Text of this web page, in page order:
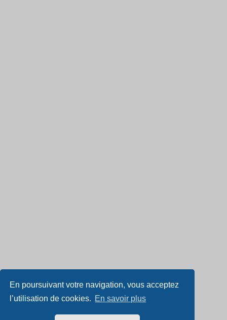
En poursuivant votre navigation, vous acceptez
l’utilisation de cookies. En savoir plus